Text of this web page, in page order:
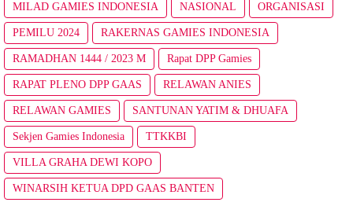
MILAD GAMIES INDONESIA NASIONAL ORGANISASI
PEMILU 2024 RAKERNAS GAMIES INDONESIA
RAMADHAN 1444 / 2023 M Rapat DPP Gamies
RAPAT PLENO DPP GAAS RELAWAN ANIES
RELAWAN GAMIES SANTUNAN YATIM & DHUAFA
Sekjen Gamies Indonesia TTKKBI
VILLA GRAHA DEWI KOPO
WINARSIH KETUA DPD GAAS BANTEN